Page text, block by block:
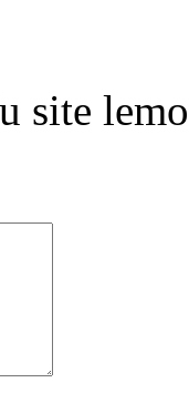
site